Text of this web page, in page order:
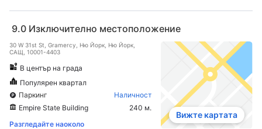
9.0 Изключително местоположение
30 W 31st St, Gramercy, Ню Йорк, Ню Йорк,
САЩ, 10001-4403
В център на града
Популярен квартал
Паркинг
Наличност
Empire State Building
240 м.
Разгледайте наоколо
Вижте картата